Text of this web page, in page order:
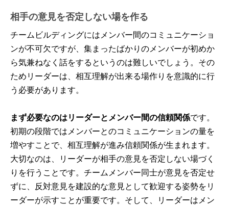
相手の意見を否定しない場を作る
チームビルディングにはメンバー間のコミュニケーショ
ンが不可欠ですが、集まったばかりのメンバーが初めか
ら気兼ねなく話をするというのは難しいでしょう。その
ためリーダーは、相互理解が出来る場作りを意識的に行
う必要があります。
まず必要なのはリーダーとメンバー間の信頼関係です。
初期の段階ではメンバーとのコミュニケーションの量を
増やすことで、相互理解が進み信頼関係が生まれます。
大切なのは、リーダーが相手の意見を否定しない場づく
りを行うことです。チームメンバー同士が意見を否定せ
ずに、反対意見を建設的な意見として歓迎する姿勢をリ
ーダーが示すことが重要です。そして、リーダーはメン